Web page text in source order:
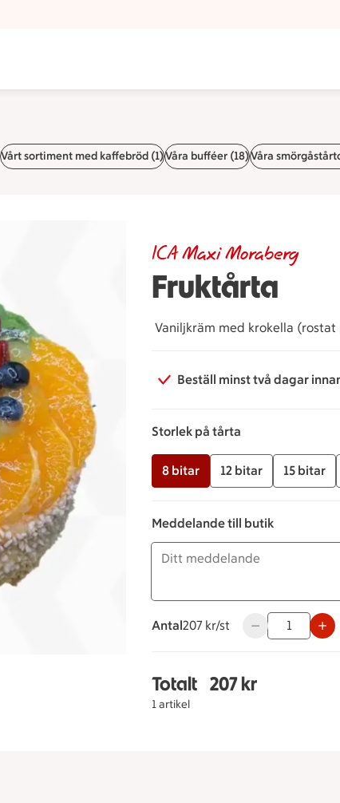
Vårt sortiment med kaffebröd (1)Våra bufféer (18)Våra
Fruktårta
ICA Maxi Moraberg
Vaniljkräm med krokella
Beställ minst två dagar
Storlek på tårta
8 bitar 12 bitar 15 bitar
Meddelande till butik
Antal
207 kronor styck
207 kr/st Använd
Totalt
1 artikel
Totalt 1 stycken
207 kr